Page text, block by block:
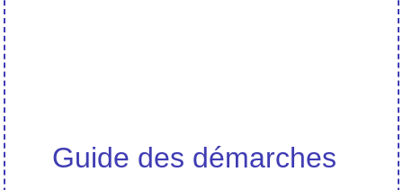
Guide des démarches